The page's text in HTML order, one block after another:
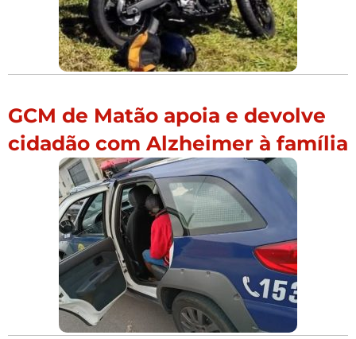
GCM de Matão apoia e devolve
cidadão com Alzheimer à família